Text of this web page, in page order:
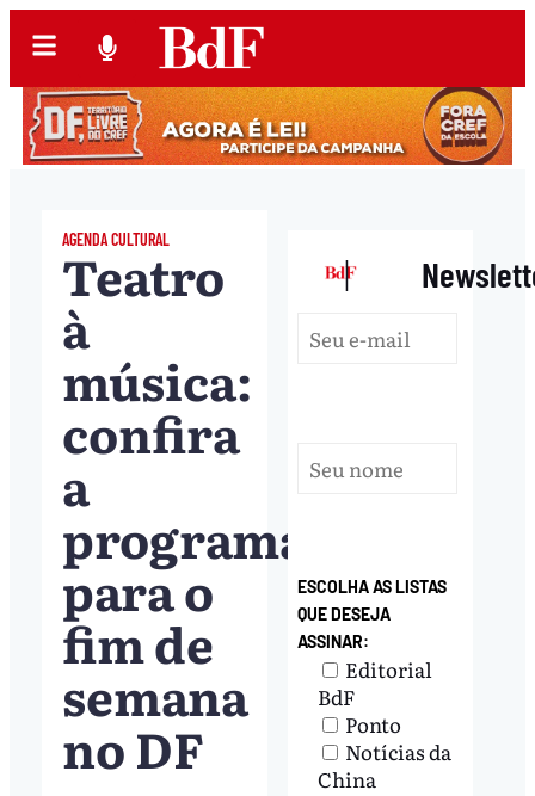
AGENDA CULTURAL
Teatro
à
música:
confira
a
programação
para o
fim de
semana
no DF
|
ESCOLHA AS LISTAS
QUE DESEJA
ASSINAR:
Editorial
BdF
Ponto
Notícias da
China